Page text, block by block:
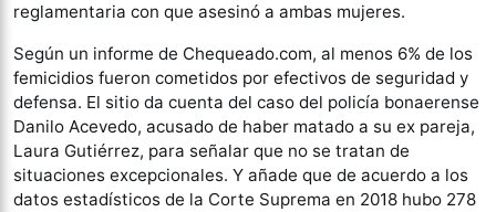
reglamentaria con que asesinó a ambas mujeres.
Según un informe de Chequeado.com, al menos 6% de los
femicidios fueron cometidos por efectivos de seguridad y
defensa. El sitio da cuenta del caso del policía bonaerense
Danilo Acevedo, acusado de haber matado a su ex pareja,
Laura Gutiérrez, para señalar que no se tratan de
situaciones excepcionales. Y añade que de acuerdo a los
datos estadísticos de la Corte Suprema en 2018 hubo 278